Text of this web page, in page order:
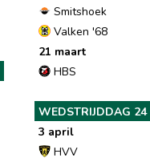
Smitshoek
Valken '68
21 maart
HBS
WEDSTRIJDDAG 24
3 april
HVV